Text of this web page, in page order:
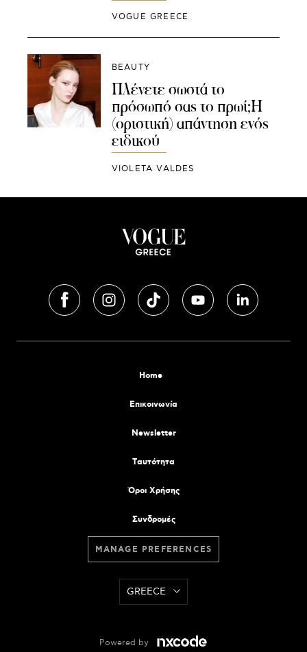
VOGUE GREECE
BEAUTY
Πλένετε σωστά το
πρόσωπό σας το πρωί;Η
(οριστική) απάντηση ενός
ειδικού
VIOLETA VALDES
Home
Επικοινωνία
Newsletter
Tαυτότητα
Όροι Χρήσης
Συνδρομές
MANAGE PREFERENCES
GREECE
Powered by